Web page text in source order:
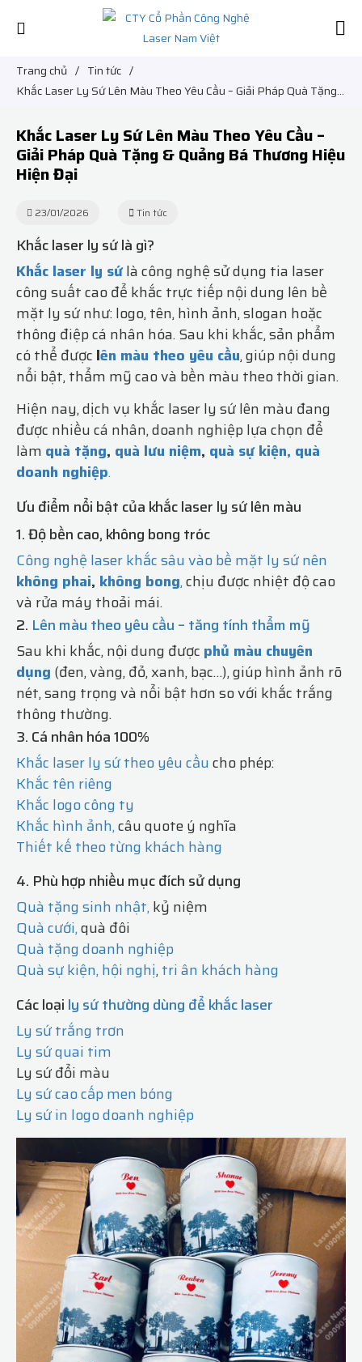
Trang chủ / Tin tức /
Khắc Laser Ly Sứ Lên Màu Theo Yêu Cầu – Giải Pháp Quà Tặng
Khắc Laser Ly Sứ Lên Màu Theo Yêu Cầu –
Giải Pháp Quà Tặng & Quảng Bá Thương Hiệu
Hiện Đại
23/01/2026 Tin tức
Khắc laser ly sứ là gì?
Khắc laser ly sứlà công nghệ sử dụng tia laser
công suất cao để khắc trực tiếp nội dung lên bề
mặt ly sứ như: logo, tên, hình ảnh, slogan hoặc
thông điệp cá nhân hóa. Sau khi khắc, sản phẩm
có thể được lên màu theo yêu cầu, giúp nội dung
nổi bật, thẩm mỹ cao và bền màu theo thời gian.
Hiện nay, dịch vụ khắc laser ly sứ lên màu đang
được nhiều cá nhân, doanh nghiệp lựa chọn để
làm quà tặng, quà lưu niệm, quà sự kiện, quà
doanh nghiệp.
Ưu điểm nổi bật của khắc laser ly sứ lên màu
1. Độ bền cao, không bong tróc
Công nghệ laser khắc sâu vào bề mặt ly sứ nên
không phai, không bong,chịu được nhiệt độ cao
và rửa máy thoải mái.
2. Lên màu theo yêu cầu – tăng tính thẩm mỹ
Sau khi khắc, nội dung được phủ màu chuyên
dụng (đen, vàng, đỏ, xanh, bạc…), giúp hình ảnh rõ
nét, sang trọng và nổi bật hơn so với khắc trắng
thông thường.
3. Cá nhân hóa 100%
Khắc laser ly sứ theo yêu cầucho phép:
Khắc tên riêng
Khắc logo công ty
Khắc hình ảnh,câu quote ý nghĩa
Thiết kế theo từng khách hàng
4. Phù hợp nhiều mục đích sử dụng
Quà tặng sinh nhật,kỷ niệm
Quà cưới,quà đôi
Quà tặng doanh nghiệp
Quà sự kiện, hội nghị,tri ân khách hàng
Các loại ly sứ thường dùng để khắc laser
Ly sứ trắng trơn
Ly sứ quai tim
Ly sứ đổi màu
Ly sứ cao cấp men bóng
Ly sứ in logo doanh nghiệp